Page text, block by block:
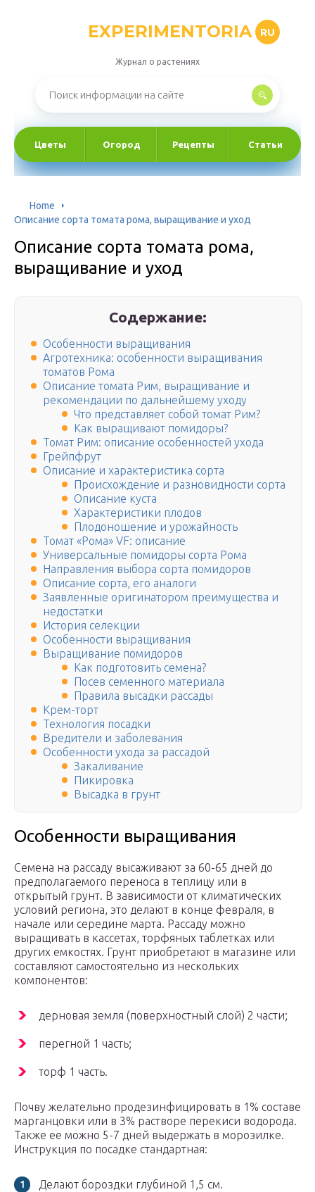
EXPERIMENTORIA RU
Журнал о растениях
Цветы Огород Рецепты Статьи
Home
Описание сорта томата рома, выращивание и уход
Описание сорта томата рома,
выращивание и уход
Содержание:
Особенности выращивания
Агротехника: особенности выращивания
томатов Рома
Описание томата Рим, выращивание и
рекомендации по дальнейшему уходу
Что представляет собой томат Рим?
Как выращивают помидоры?
Томат Рим: описание особенностей ухода
Грейпфрут
Описание и характеристика сорта
Происхождение и разновидности сорта
Описание куста
Характеристики плодов
Плодоношение и урожайность
Томат «Рома» VF: описание
Универсальные помидоры сорта Рома
Направления выбора сорта помидоров
Описание сорта, его аналоги
Заявленные оригинатором преимущества и
недостатки
История селекции
Особенности выращивания
Выращивание помидоров
Как подготовить семена?
Посев семенного материала
Правила высадки рассады
Крем-торт
Технология посадки
Вредители и заболевания
Особенности ухода за рассадой
Закаливание
Пикировка
Высадка в грунт
Особенности выращивания
Семена на рассаду высаживают за 60-65 дней до
предполагаемого переноса в теплицу или в
открытый грунт. В зависимости от климатических
условий региона, это делают в конце февраля, в
начале или середине марта. Рассаду можно
выращивать в кассетах, торфяных таблетках или
других емкостях. Грунт приобретают в магазине или
составляют самостоятельно из нескольких
компонентов:
дерновая земля (поверхностный слой) 2 части;
перегной 1 часть;
торф 1 часть.
Почву желательно продезинфицировать в 1% составе
марганцовки или в 3% растворе перекиси водорода.
Также ее можно 5-7 дней выдержать в морозилке.
Инструкция по посадке стандартная:
Делают бороздки глубиной 1,5 см.